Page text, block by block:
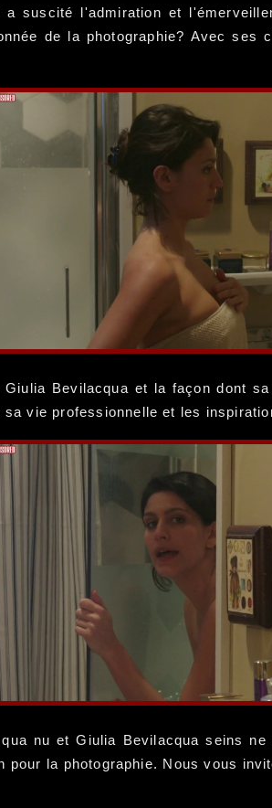
suscité l'admiration et
de la photographie? Avec
Bevilacqua et la façon dont
vie professionnelle et les
nu et Giulia Bevilacqua seins
la photographie. Nous vous